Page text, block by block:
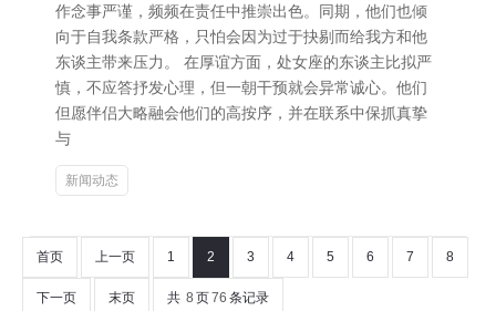
作念事严谨，频频在责任中推崇出色。同期，他们也倾
向于自我条款严格，只怕会因为过于抉剔而给我方和他
东谈主带来压力。 在厚谊方面，处女座的东谈主比拟严
慎，不应答抒发心理，但一朝干预就会异常诚心。他们
但愿伴侣大略融会他们的高按序，并在联系中保抓真挚
与
新闻动态
首页 上一页 1 2 3 4 5 6 7 8
下一页 末页 共 8 页76 条记录